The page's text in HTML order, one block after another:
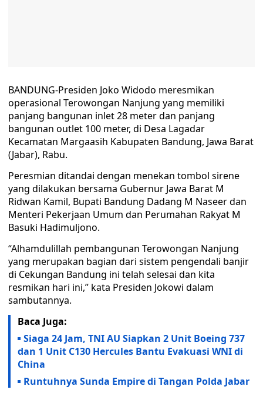
BANDUNG-Presiden Joko Widodo meresmikan
operasional Terowongan Nanjung yang memiliki
panjang bangunan inlet 28 meter dan panjang
bangunan outlet 100 meter, di Desa Lagadar
Kecamatan Margaasih Kabupaten Bandung, Jawa Barat
(Jabar), Rabu.
Peresmian ditandai dengan menekan tombol sirene
yang dilakukan bersama Gubernur Jawa Barat M
Ridwan Kamil, Bupati Bandung Dadang M Naseer dan
Menteri Pekerjaan Umum dan Perumahan Rakyat M
Basuki Hadimuljono.
“Alhamdulillah pembangunan Terowongan Nanjung
yang merupakan bagian dari sistem pengendali banjir
di Cekungan Bandung ini telah selesai dan kita
resmikan hari ini,” kata Presiden Jokowi dalam
sambutannya.
Baca Juga:
Siaga 24 Jam, TNI AU Siapkan 2 Unit Boeing 737
dan 1 Unit C130 Hercules Bantu Evakuasi WNI di
China
Runtuhnya Sunda Empire di Tangan Polda Jabar